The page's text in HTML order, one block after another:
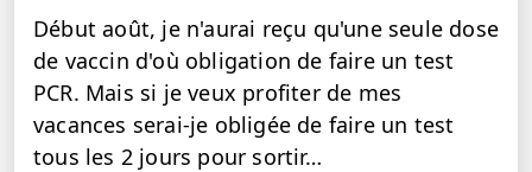
Début août, je n'aurai reçu qu'une seule dose
de vaccin d'où obligation de faire un test
PCR. Mais si je veux profiter de mes
vacances serai-je obligée de faire un test
tous les 2 jours pour sortir…